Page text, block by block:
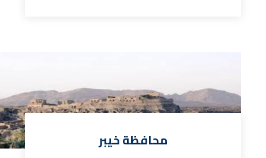
محافظة خيبر